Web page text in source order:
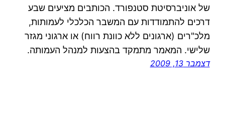
של אוניברסיטת סטנפורד. הכותבים מציעים שבע
דרכים להתמודדות עם המשבר הכלכלי לעמותות,
מלכ"רים (ארגונים ללא כוונת רווח) או ארגוני מגזר
שלישי. המאמר מתמקד בהצעות למנהל העמותה.
דצמבר 13, 2009